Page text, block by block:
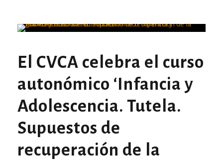
El CVCA celebra el curso
autonómico ‘Infancia y
Adolescencia. Tutela.
Supuestos de
recuperación de la